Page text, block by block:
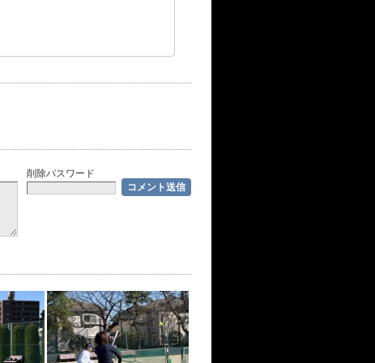
削除パスワード